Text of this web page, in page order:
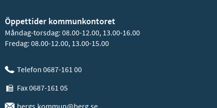
Öppettider kommunkontoret
Måndag-torsdag: 08.00-12.00, 13.00-16.00
Fredag: 08.00-12.00, 13.00-15.00
Telefon 0687-161 00
Fax 0687-161 05